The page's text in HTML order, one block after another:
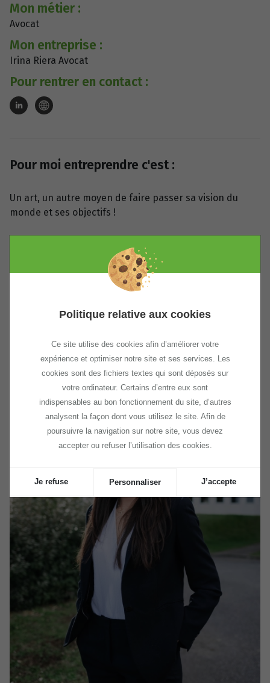
Mon métier :
Avocat
Mon entreprise :
Irina Riera Avocat
Pour rentrer en contact :
Pour moi entreprendre c'est :
Un art, un autre moyen de faire passer sa vision du
monde et ses objectifs !
Mon intervention, mon expertise, mon offre
de service pour la communauté :
J'interviens dans le cadre de Rez'Up au cours des
ateliers relatifs à la structuration juridique et aux
garanties. J'assure également des entretiens experts.
généralement la création (y compris artistique).
Politique relative aux cookies
Ce site utilise des cookies afin d’améliorer votre
expérience et optimiser notre site et ses services. Les
cookies sont des fichiers textes qui sont déposés sur
votre ordinateur. Certains d’entre eux sont
indispensables au bon fonctionnement du site, d’autres
analysent la façon dont vous utilisez le site. Afin de
poursuivre la navigation sur notre site, vous devez
accepter ou refuser l’utilisation des cookies.
Je refuse Personnaliser J’accepte